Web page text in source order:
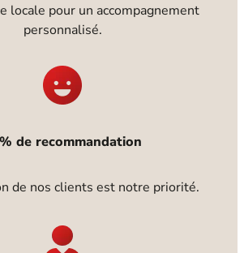
locale pour un accompagnement
personnalisé.
de recommandation
de nos clients est notre priorité.